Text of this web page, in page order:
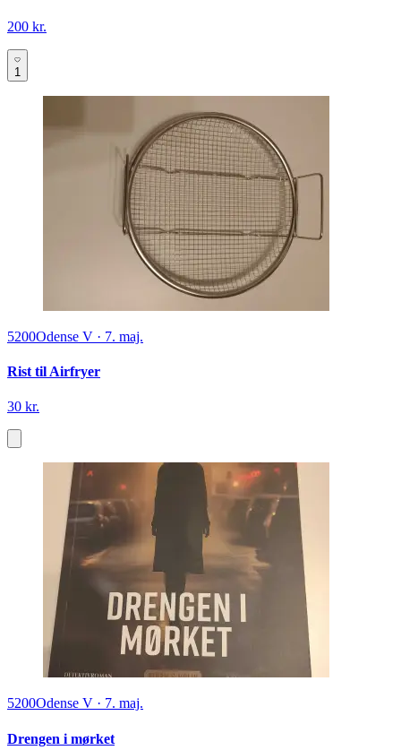
200 kr.
1
5200Odense V · 7. maj.
Rist til Airfryer
30 kr.
5200Odense V · 7. maj.
Drengen i mørket